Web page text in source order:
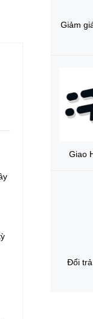
Giảm
Giao
Đổi